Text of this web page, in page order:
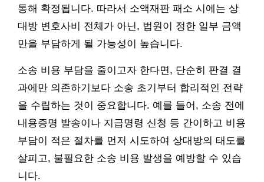
통해 확정됩니다. 따라서 소액재판 패소 시에는 상
대방 변호사비 전체가 아닌, 법원이 정한 일부 금액
만을 부담하게 될 가능성이 높습니다.
소송 비용 부담을 줄이고자 한다면, 단순히 판결 결
과에만 의존하기보다 소송 초기부터 합리적인 전략
을 수립하는 것이 중요합니다. 예를 들어, 소송 전에
내용증명 발송이나 지급명령 신청 등 간이하고 비용
부담이 적은 절차를 먼저 시도하여 상대방의 태도를
살피고, 불필요한 소송 비용 발생을 예방할 수 있습
니다.